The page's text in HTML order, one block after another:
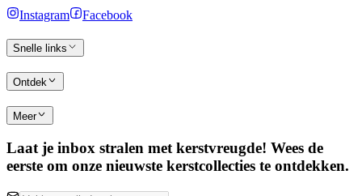
Instagram Facebook
Snelle links
Ontdek
Meer
Laat je inbox stralen met kerstvreugde! Wees de
eerste om onze nieuwste kerstcollecties te ontdekken.